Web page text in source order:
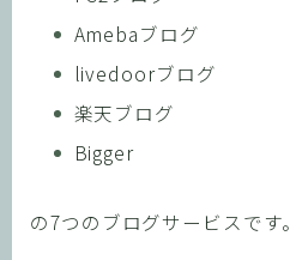
Amebaブログ
livedoorブログ
楽天ブログ
Bigger
の7つのブログサービスです。